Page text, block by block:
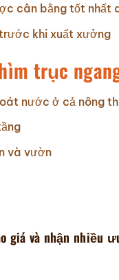
cân bằng tốt nhất
khi xuất xưởng
trục
nước ở cả nông
và vườn
giá và nhận nhiều